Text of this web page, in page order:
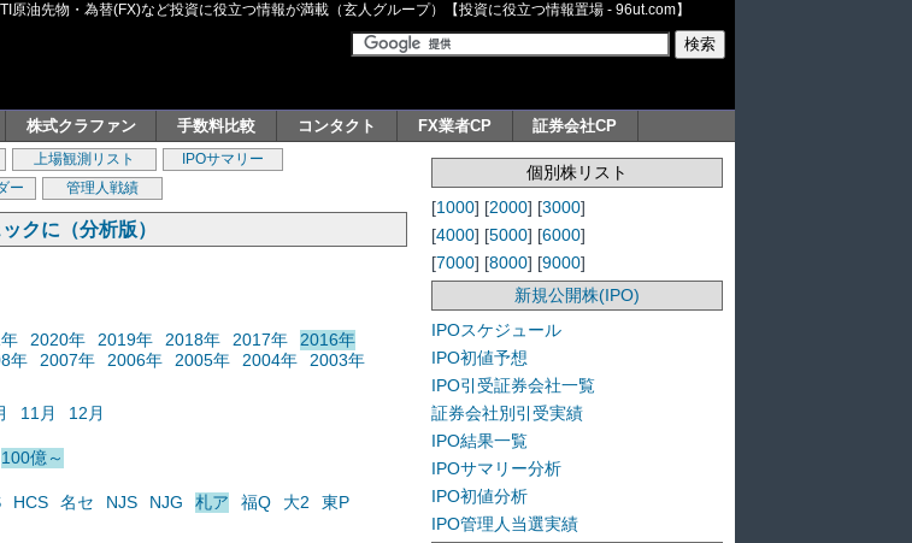
油先物・為替(FX)など投資に役立つ情報が満載（玄人グループ）【投資に役立つ情報置場 - 96ut.com】
株式クラファン 手数料比較 コンタクト FX業者CP 証券会社CP
上場観測リスト
IPOサマリー
ー 管理人戦績
クに（分析版）
2020年 2019年 2018年 2017年
2016年
年 2007年 2006年 2005年 2004年
2003年
11月 12月
100億～
HCS 名セ NJS NJG 札ア 福Q 大2
東P
個別株リスト
[1000] [2000] [3000]
[4000] [5000] [6000]
[7000] [8000] [9000]
新規公開株(IPO)
IPOスケジュール
IPO初値予想
IPO引受証券会社一覧
証券会社別引受実績
IPO結果一覧
IPOサマリー分析
IPO初値分析
IPO管理人当選実績